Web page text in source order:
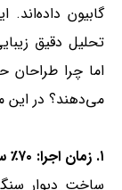
گابیون
تحلیل دقیق
اما چرا طراحان
می‌دهند؟ در این مقاله، ۵ دلیل کلیدی را
۱. زمان اجرا: ۷۰٪ سریع‌تر
ساخت دیوار